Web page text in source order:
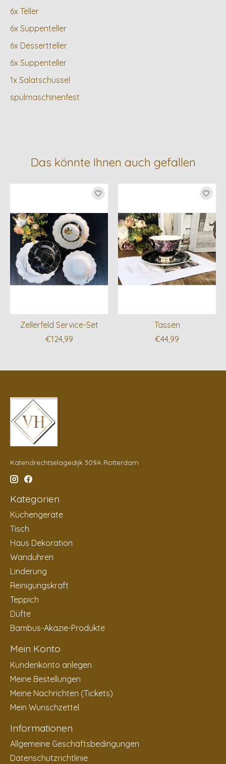
6x Teller
6x Suppenteller
6x Dessertteller
6x Suppenteller
1x Salatschüssel
spülmaschinenfest
Das könnte Ihnen auch gefallen
Produkt-Karussell-Artikel
Zellerfeld Service-Set
€124,99
Tassen
€44,99
Katendrechtselagedijk 309A Rotterdam
Kategorien
Küchengeräte
Tisch
Haus Dekoration
Wanduhren
Linderung
Reinigungskraft
Teppich
Düfte
Bambus-Akazie-Produkte
Mein Konto
Kundenkonto anlegen
Meine Bestellungen
Meine Nachrichten (Tickets)
Mein Wunschzettel
Informationen
Allgemeine Geschäftsbedingungen
Datenschutzrichtlinie